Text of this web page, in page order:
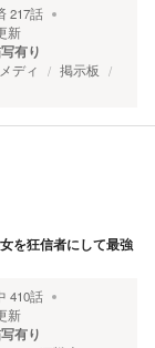
217話
新
有り
ディ
掲示板
を狂信者にして最強
410話
新
有り